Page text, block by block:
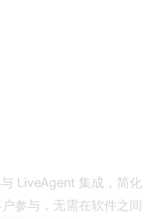
LiveAgent 集成，简化
参与，无需在软件之间